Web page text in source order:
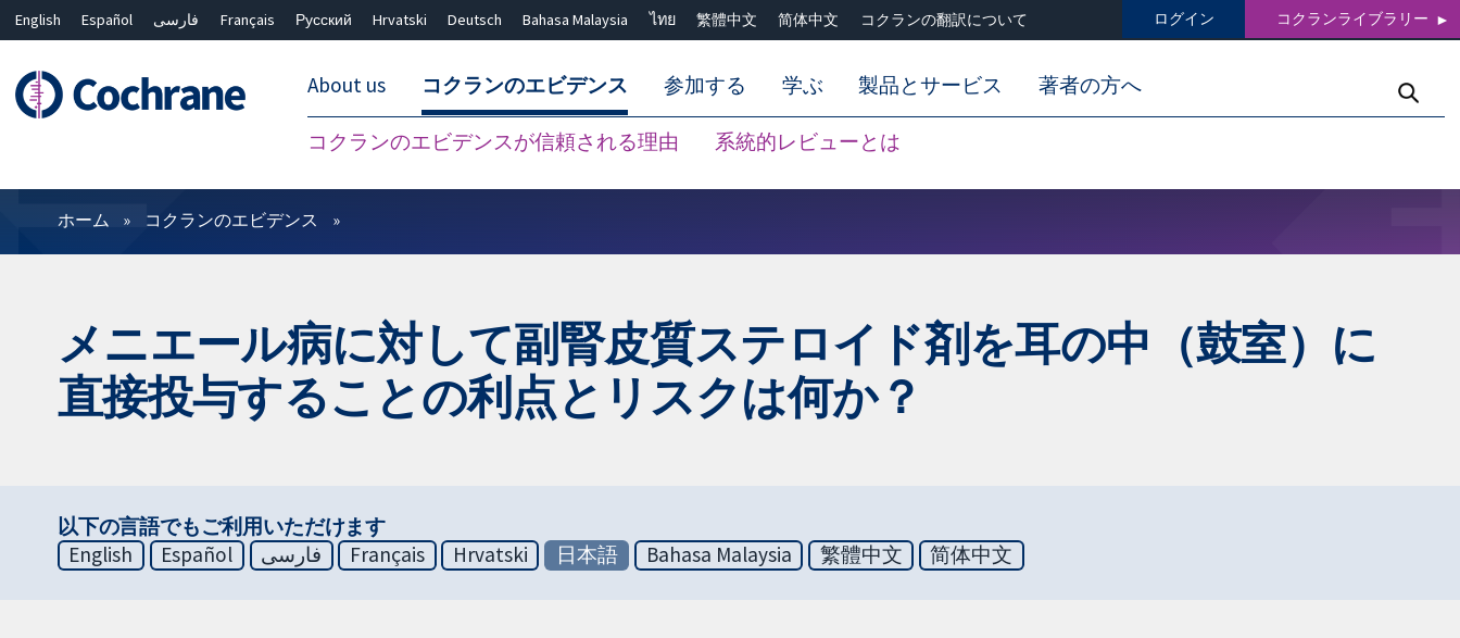
English Español فارسی Français Русский Hrvatski Deutsch Bahasa Malaysia ไทย 繁體中文 简体中文 コクランの翻訳について ログイン コクランライブラリー
About us コクランのエビデンス
コクランのエビデンスが信頼される理由 系統的レビューとは
参加する 学ぶ 製品とサービス 著者の方へ
フィルター
ホーム コクランのエビデンス
メニエール病に対して副腎皮質ステロイド剤を耳の中（鼓室）に
直接投与することの利点とリスクは何か？
以下の言語でもご利用いただけます
English
Español فارسی Français Hrvatski 日本語 Bahasa Malaysia 繁體中文 简体中文